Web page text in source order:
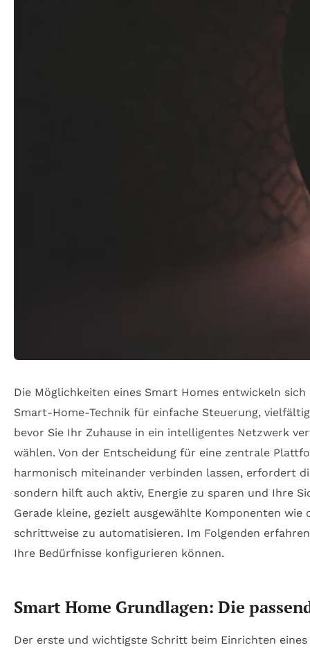
Die Möglichkeiten eines Smart Homes entwickeln
Smart-Home-Technik für einfache Steuerung,
bevor Sie Ihr Zuhause in ein intelligentes Netzwerk
wählen. Von der Entscheidung für eine zentrale
harmonisch miteinander verbinden lassen, erfordert
sondern hilft auch aktiv, Energie zu sparen und Ihre
Gerade kleine, gezielt ausgewählte Komponenten
schrittweise zu automatisieren. Im Folgenden
Ihre Bedürfnisse konfigurieren können.
Smart Home Grundlagen: Die
Der erste und wichtigste Schritt beim Einrichten